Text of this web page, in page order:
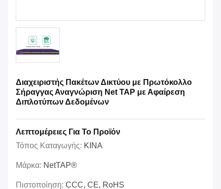
Διαχειριστής Πακέτων Δικτύου με Πρωτόκολλο
Σήραγγας Αναγνώριση Net TAP με Αφαίρεση
Διπλοτύπων Δεδομένων
Λεπτομέρειες Για Το Προϊόν
Τόπος Καταγωγής: ΚΙΝΑ
Μάρκα: NetTAP®
Πιστοποίηση: CCC, CE, RoHS